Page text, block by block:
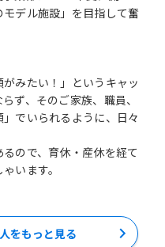
デル施設」を目指して奮
！」というキャッ
ず、そのご家族、職員、
でいられるように、日々
ので、育休・産休を経て
います。
をもっと見る